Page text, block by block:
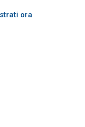
ora